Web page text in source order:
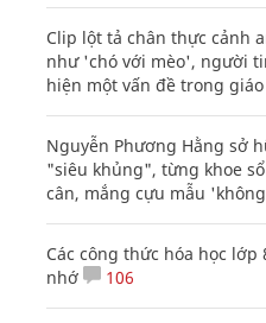
Clip lột tả chân thực cảnh
như 'chó với mèo', người
hiện một vấn đề trong
Nguyễn Phương Hằng sở
"siêu khủng", từng khoe
cân, mắng cựu mẫu
Các công thức hóa học lớp
nhớ
106